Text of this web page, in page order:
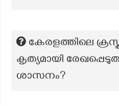
കേരളത്തിലെ
കൃത്യമായി
ശാസനം?